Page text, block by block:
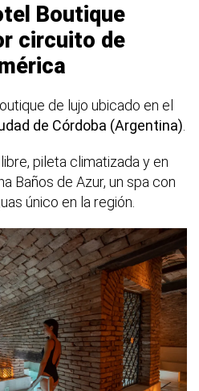
Boutique
circuito de
de lujo ubicado en el
de Córdoba (Argentina).
pileta climatizada y en
Baños de Azur, un spa con
único en la región.